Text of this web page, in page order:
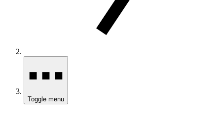
Toggle menu